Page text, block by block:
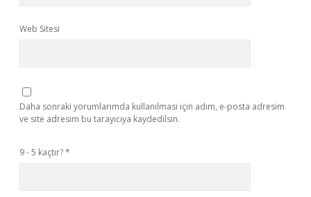
Web Sitesi
Daha sonraki yorumlarımda kullanılması için adım, e-posta adresim
ve site adresim bu tarayıcıya kaydedilsin.
9 - 5 kaçtır?*